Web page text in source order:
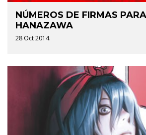
NÚMEROS DE FIRMAS
HANAZAWA
28 Oct 2014.